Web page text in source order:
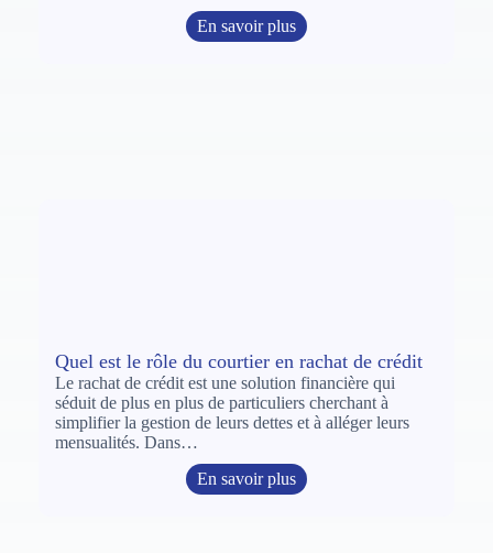
En savoir plus
Quel est le rôle du courtier en rachat de crédit
Le rachat de crédit est une solution financière qui
séduit de plus en plus de particuliers cherchant à
simplifier la gestion de leurs dettes et à alléger leurs
mensualités. Dans…
En savoir plus